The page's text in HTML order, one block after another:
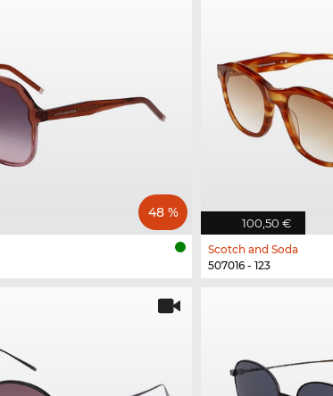
48 %
100,50 €
Scotch and Soda
507016 - 123